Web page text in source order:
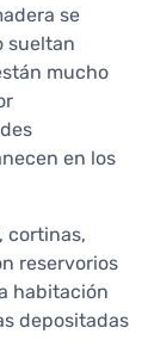
se
sueltan
mucho
en los
cortinas,
reservorios
habitación
depositadas